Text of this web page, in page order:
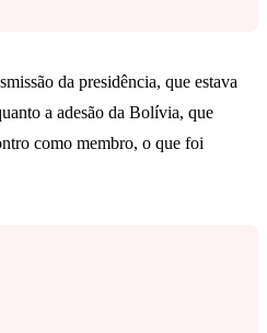
da presidência, que estava
a adesão da Bolívia, que
como membro, o que foi